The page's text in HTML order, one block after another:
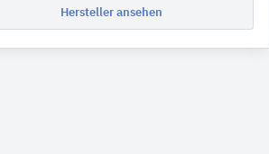
Hersteller ansehen